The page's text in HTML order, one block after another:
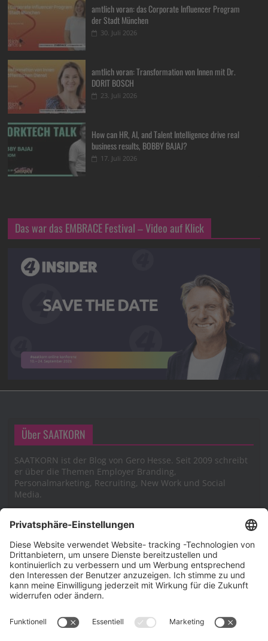
amtlich voran: das Corporate Influencer Program
der Stadt München
30. Juli 2026
amtlich voran: Transformation von Innen mit Dr.
DORIT BOSCH
23. Juli 2026
How can HR, AI, and Talent Intelligence drive real
business results, BOBBY BAJAJ?
17. Juli 2026
Das war das EMBRACE Festival – Video auf Klick
Über SAATKORN
SAATKORN ist der Blog von Gero Hesse. Seit 2009 schreibt
er über die Themen Employer Branding,
Personalmarketing, Recruiting, New Work und Social
Media.
Impressum
Impressum
Cookie-Richtlinie (EU)